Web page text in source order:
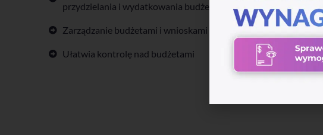
przydzielania i wydatkowania budżetów
Zarządzanie budżetami i wnioskami z poziomu jednej platformy
Ułatwia kontrolę nad budżetami